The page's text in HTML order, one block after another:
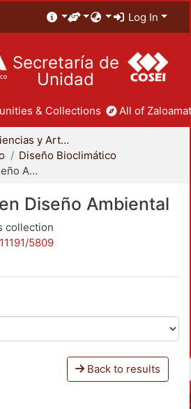
Log In
Secretaría de
Unidad
& Collections All of
División de Ciencias y Artes para el Diseño
Diseño Bioclimático
Especialidad en Diseño Ambiental
Diseño Ambiental
collection
5809
Back to results